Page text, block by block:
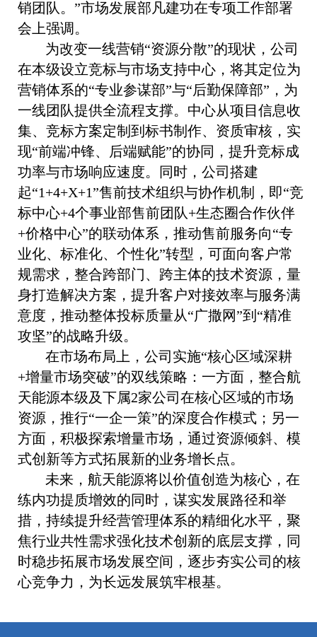
销团队。”市场发展部凡建功在专项工作部署
会上强调。
为改变一线营销“资源分散”的现状，公司
在本级设立竞标与市场支持中心，将其定位为
营销体系的“专业参谋部”与“后勤保障部”，为
一线团队提供全流程支撑。中心从项目信息收
集、竞标方案定制到标书制作、资质审核，实
现“前端冲锋、后端赋能”的协同，提升竞标成
功率与市场响应速度。同时，公司搭建
起“1+4+X+1”售前技术组织与协作机制，即“竞
标中心+4个事业部售前团队+生态圈合作伙伴
+价格中心”的联动体系，推动售前服务向“专
业化、标准化、个性化”转型，可面向客户常
规需求，整合跨部门、跨主体的技术资源，量
身打造解决方案，提升客户对接效率与服务满
意度，推动整体投标质量从“广撒网”到“精准
攻坚”的战略升级。
在市场布局上，公司实施“核心区域深耕
+增量市场突破”的双线策略：一方面，整合航
天能源本级及下属2家公司在核心区域的市场
资源，推行“一企一策”的深度合作模式；另一
方面，积极探索增量市场，通过资源倾斜、模
式创新等方式拓展新的业务增长点。
未来，航天能源将以价值创造为核心，在
练内功提质增效的同时，谋实发展路径和举
措，持续提升经营管理体系的精细化水平，聚
焦行业共性需求强化技术创新的底层支撑，同
时稳步拓展市场发展空间，逐步夯实公司的核
心竞争力，为长远发展筑牢根基。